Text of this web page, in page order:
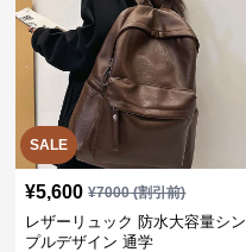
SALE
¥5,600 ¥7000(割引前)
レザーリュック 防水大容量シン
プルデザイン 通学